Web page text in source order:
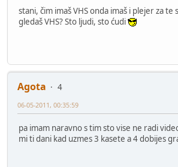
stani, čim imaš VHS onda imaš i plejer za te
gledaš VHS? Sto ljudi, sto ćudi
Agota
4
06-05-2011, 00:35:59
pa imam naravno s tim sto vise ne radi
mi ti dani kad uzmes 3 kasete a 4 dobijes